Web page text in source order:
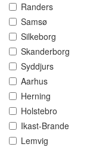
Randers
Samsø
Silkeborg
Skanderborg
Syddjurs
Aarhus
Herning
Holstebro
Ikast-Brande
Lemvig